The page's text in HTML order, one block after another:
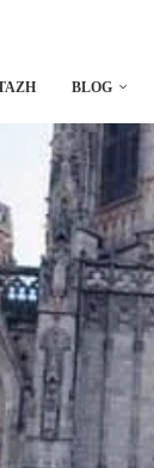
BLOG